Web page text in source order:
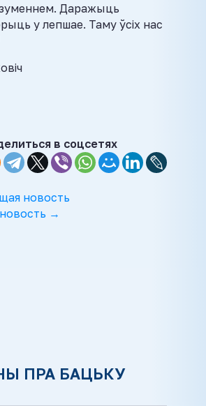
Даражыць
у лепшае. Таму ўсіх нас
в соцсетях
новость
→
ПРА БАЦЬКУ